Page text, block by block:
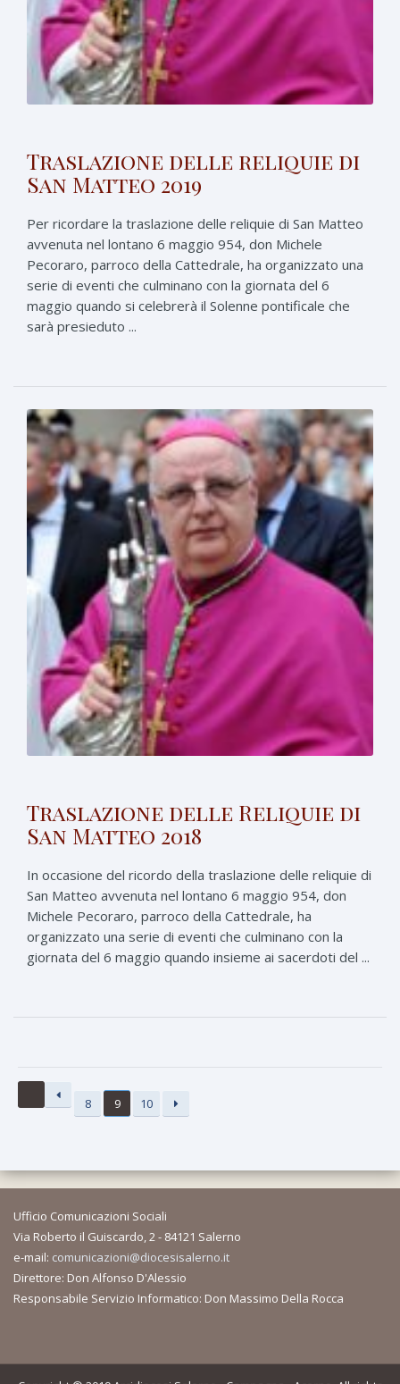
Traslazione delle reliquie di
San Matteo 2019
Per ricordare la traslazione delle reliquie di San Matteo
avvenuta nel lontano 6 maggio 954, don Michele
Pecoraro, parroco della Cattedrale, ha organizzato una
serie di eventi che culminano con la giornata del 6
maggio quando si celebrerà il Solenne pontificale che
sarà presieduto ...
Traslazione delle Reliquie di
San Matteo 2018
In occasione del ricordo della traslazione delle reliquie di
San Matteo avvenuta nel lontano 6 maggio 954, don
Michele Pecoraro, parroco della Cattedrale, ha
organizzato una serie di eventi che culminano con la
giornata del 6 maggio quando insieme ai sacerdoti del ...
8 9 10
Ufficio Comunicazioni Sociali
Via Roberto il Guiscardo, 2 - 84121 Salerno
e-mail: comunicazioni@diocesisalerno.it
Direttore: Don Alfonso D'Alessio
Responsabile Servizio Informatico: Don Massimo Della Rocca